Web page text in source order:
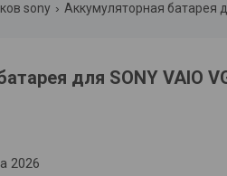
sony Аккумуляторная батарея
для SONY VAIO
2026